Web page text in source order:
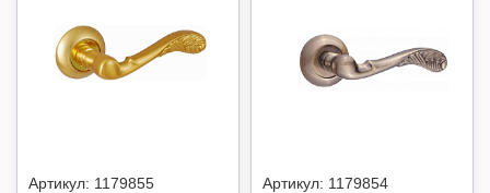
Артикул: 1179855 Артикул: 1179854